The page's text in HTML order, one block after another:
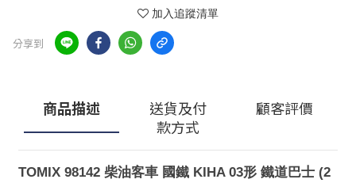
加入追蹤清單
分享到
商品描述
送貨及付
款方式
顧客評價
TOMIX 98142 柴油客車 國鐵 KIHA 03形 鐵道巴士 (2